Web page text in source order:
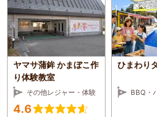
ヤマサ蒲鉾 かまぼこ作
り体験教室
その他レジャー・体験
4.6
ひまわり
BBQ・